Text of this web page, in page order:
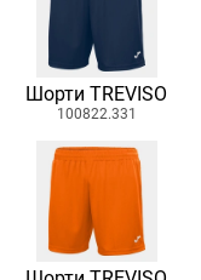
Шорти TREVISO
100822.331